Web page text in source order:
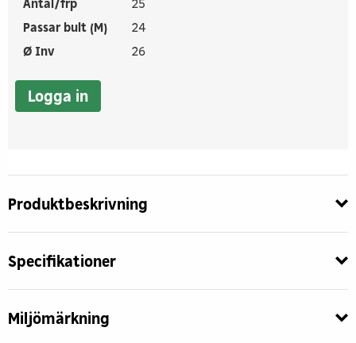
Antal/frp
25
Passar bult (M)
24
Ø Inv
26
Logga in
Produktbeskrivning
Specifikationer
Miljömärkning